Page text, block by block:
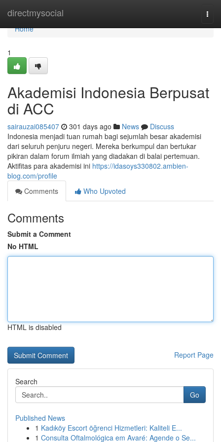
directmysocial
Home
Home
1
Akademisi Indonesia Berpusat
di ACC
sairauzai085407 301 days ago News
Discuss
Indonesia menjadi tuan rumah bagi sejumlah besar akademisi
dari seluruh penjuru negeri. Mereka berkumpul dan bertukar
pikiran dalam forum ilmiah yang diadakan di balai pertemuan.
Aktifitas para akademisi ini https://idasoys330802.ambien-
blog.com/profile
Comments
Who Upvoted
Comments
Submit a Comment
No HTML
HTML is disabled
Report Page
Search
Go
Published News
1 Kadıköy Escort öğrenci Hizmetleri: Kaliteli E...
1 Consulta Oftalmológica em Avaré: Agende o Se...